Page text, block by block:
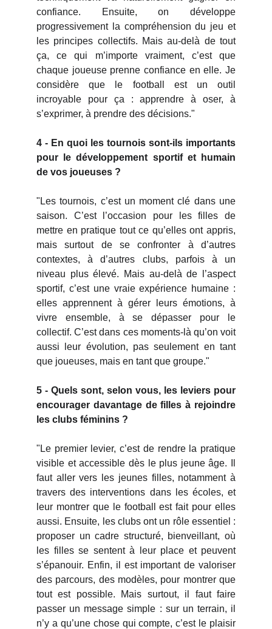
confiance. Ensuite, on développe
progressivement la compréhension du jeu et
les principes collectifs. Mais au-delà de tout
ça, ce qui m’importe vraiment, c’est que
chaque joueuse prenne confiance en elle. Je
considère que le football est un outil
incroyable pour ça : apprendre à oser, à
s’exprimer, à prendre des décisions."
4 - En quoi les tournois sont-ils importants
pour le développement sportif et humain
de vos joueuses ?
"Les tournois, c’est un moment clé dans une
saison. C’est l’occasion pour les filles de
mettre en pratique tout ce qu’elles ont appris,
mais surtout de se confronter à d’autres
contextes, à d’autres clubs, parfois à un
niveau plus élevé. Mais au-delà de l’aspect
sportif, c’est une vraie expérience humaine :
elles apprennent à gérer leurs émotions, à
vivre ensemble, à se dépasser pour le
collectif. C’est dans ces moments-là qu’on voit
aussi leur évolution, pas seulement en tant
que joueuses, mais en tant que groupe."
5 - Quels sont, selon vous, les leviers pour
encourager davantage de filles à rejoindre
les clubs féminins ?
"Le premier levier, c’est de rendre la pratique
visible et accessible dès le plus jeune âge. Il
faut aller vers les jeunes filles, notamment à
travers des interventions dans les écoles, et
leur montrer que le football est fait pour elles
aussi. Ensuite, les clubs ont un rôle essentiel :
proposer un cadre structuré, bienveillant, où
les filles se sentent à leur place et peuvent
s’épanouir. Enfin, il est important de valoriser
des parcours, des modèles, pour montrer que
tout est possible. Mais surtout, il faut faire
passer un message simple : sur un terrain, il
n’y a qu’une chose qui compte, c’est le plaisir